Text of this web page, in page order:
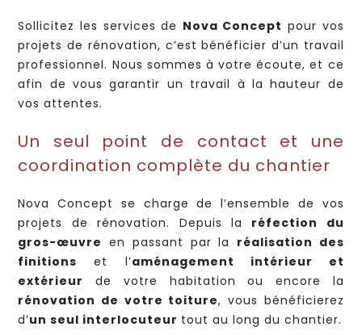
Sollicitez les services de Nova Concept pour vos
projets de rénovation, c’est bénéficier d’un travail
professionnel. Nous sommes à votre écoute, et ce
afin de vous garantir un travail à la hauteur de
vos attentes.
Un seul point de contact et une
coordination complète du chantier
Nova Concept se charge de l’ensemble de vos
projets de rénovation. Depuis la réfection du
gros-œuvre en passant par la réalisation des
finitions et l’aménagement intérieur et
extérieur
de votre habitation ou encore la
rénovation de votre toiture, vous bénéficierez
d’un seul interlocuteur tout au long du chantier.